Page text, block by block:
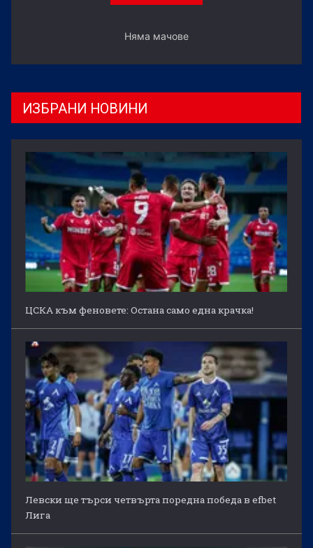
Няма мачове
ИЗБРАНИ НОВИНИ
ЦСКА към феновете: Остана само една крачка!
Левски ще търси четвърта поредна победа в efbet
Лига